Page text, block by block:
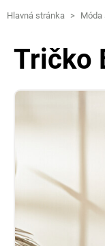
Hlavná stránka > Móda
Tričko